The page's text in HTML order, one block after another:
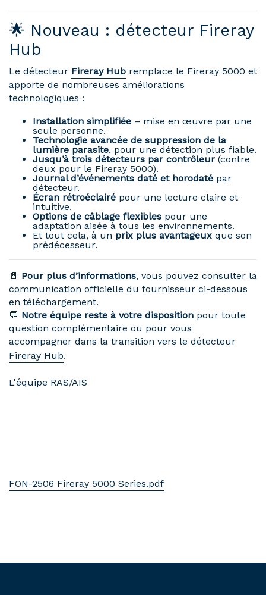
🌟 Nouveau : détecteur Fireray
Hub
Le détecteur Fireray Hub remplace le Fireray 5000 et
apporte de nombreuses améliorations
technologiques :
Installation simplifiée – mise en œuvre par une
seule personne.
Technologie avancée de suppression de la
lumière parasite, pour une détection plus fiable.
Jusqu’à trois détecteurs par contrôleur (contre
deux pour le Fireray 5000).
Journal d’événements daté et horodaté par
détecteur.
Écran rétroéclairé pour une lecture claire et
intuitive.
Options de câblage flexibles pour une
adaptation aisée à tous les environnements.
Et tout cela, à un prix plus avantageux que son
prédécesseur.
📄 Pour plus d’informations, vous pouvez consulter la
communication officielle du fournisseur ci-dessous
en téléchargement.
💬 Notre équipe reste à votre disposition pour toute
question complémentaire ou pour vous
accompagner dans la transition vers le détecteur
Fireray Hub.
L'équipe RAS/AIS
FON-2506 Fireray 5000 Series.pdf